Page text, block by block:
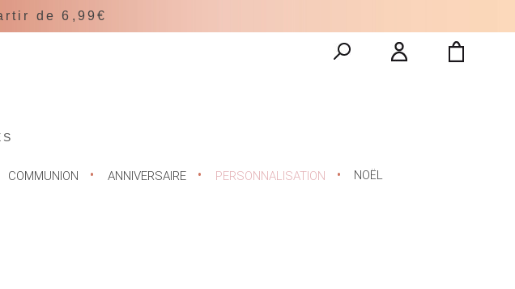
de 6,99€
COMMUNION ANNIVERSAIRE PERSONNALISATION NOËL